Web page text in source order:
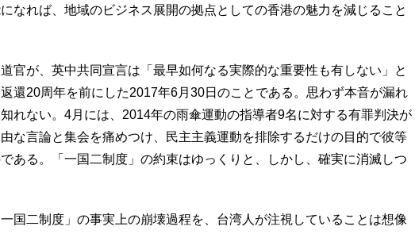
なれば、地域のビジネス展開の拠点としての香港の魅力を減じること
官が、英中共同宣言は「最早如何なる実際的な重要性も有しない」と
還20周年を前にした2017年6月30日のことである。思わず本音が漏れ
れない。4月には、2014年の雨傘運動の指導者9名に対する有罪判決が
な言論と集会を痛めつけ、民主主義運動を排除するだけの目的で彼等
ある。「一国二制度」の約束はゆっくりと、しかし、確実に消滅しつ
国二制度」の事実上の崩壊過程を、台湾人が注視していることは想像